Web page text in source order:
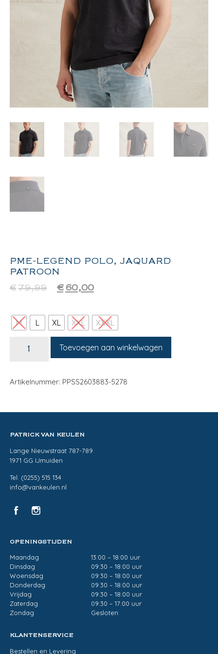
PME-LEGEND POLO, JAQUARD
PATROON
€79,99 € 60,00
M L XL XXL XXXL
Toevoegen aan winkelwagen
Artikelnummer: PPSS2603883-5278
PATRICK VAN KEULEN
Lange Nieuwstraat 787-789
1971 GG IJmuiden
Tel. (0255) 515 134
info@vankeulen.nl
OPENINGSTIJDEN
Maandag
13:00 – 18:00 uur
Dinsdag
09:30 – 18:00 uur
Woensdag
09:30 – 18:00 uur
Donderdag
09:30 – 18:00 uur
Vrijdag
09:30 – 18:00 uur
Zaterdag
09:30 – 17:00 uur
Zondag
Gesloten
KLANTENSERVICE
Bestellen en Levering